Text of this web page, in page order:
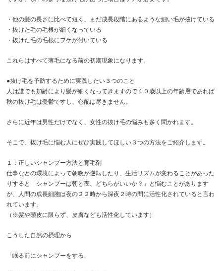
・他の髪の長さに比べて短く、まだ成長段階にあるような細い毛が抜けている
・抜けた毛の毛根が細くなっている
・抜けた毛の毛根にフケが付いている
これらはすべて薄毛になる前の初期現象になります。
●抜け毛を予防するために実践したい３つのこと
人は誰でも加齢により髪が細くなってきますので４０歳以上の年齢層であれば
秋の抜け毛は憂鬱ですし、心配は尽きません。
さらに近年は男性だけでなく、女性の抜け毛の悩みも多く聞かれます。
そこで、抜け毛に悩む人にぜひ実践してほしい３つの方法をご紹介します。
１：正しいシャンプー方法と育毛剤
仕事などの環境によって朝晩が逆転したり、 生活リズムが変わることがあった
りすると「シャンプーは朝と夜、どちらがいいか？」と悩むことがあります
が、人間の成長細胞は夜の２２時から深夜２時の間に活性化されていると言わ
れています。
（※髪や頭皮に限らず、皮膚なども活性化しています）
こうした自然の摂理から
「眠る前にシャンプーをする」